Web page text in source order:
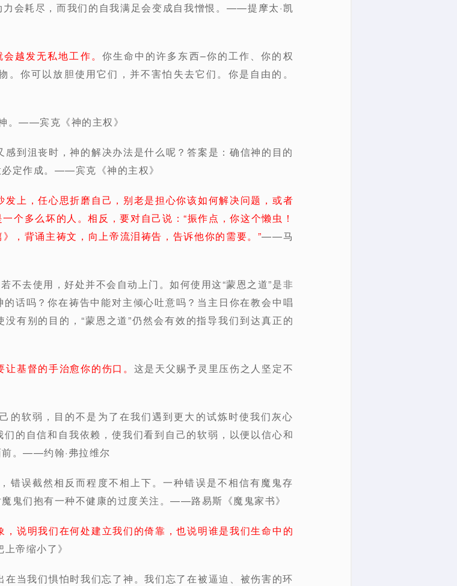
会耗尽，而我们的自我满足会变成自我憎恨。——提摩太·凯
越发无私地工作。 你生命中的许多东西–你的工作、你的权
你可以放胆使用它们，并不害怕失去它们。你是自由的。
。——宾克《神的主权》
到沮丧时，神的解决办法是什么呢？答案是：确信神的目的
定作成。——宾克《神的主权》
上，任心思折磨自己，别老是担心你该如何解决问题，或者
个多么坏的人。相反，要对自己说：“振作点，你这个懒虫！
，背诵主祷文，向上帝流泪祷告，告诉他你的需要。”——马
不去使用，好处并不会自动上门。如何使用这“蒙恩之道”是非
话吗？你在祷告中能对主倾心吐意吗？当主日你在教会中唱
有别的目的，“蒙恩之道”仍然会有效的指导我们到达真正的
基督的手治愈你的伤口。 这是天父赐予灵里压伤之人坚定不
的软弱，目的不是为了在我们遇到更大的试炼时使我们灰心
们的自信和自我依赖，使我们看到自己的软弱，以便以信心和
前。——约翰·弗拉维尔
错误截然相反而程度不相上下。一种错误是不相信有魔鬼存
鬼们抱有一种不健康的过度关注。——路易斯《魔鬼家书》
说明我们在何处建立我们的倚靠，也说明谁是我们生命中的
帝缩小了》
当我们惧怕时我们忘了神。我们忘了在被逼迫、被伤害的环